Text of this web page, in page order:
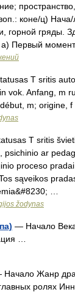
коне/ц)
горной гряды.
а) Первый
T sritis
vok. Anfang, m
m; origine, f
T sritis
psichinio ar
proceso
sąveikos
…
žodynas
— Начало
…
Жанр
ролях